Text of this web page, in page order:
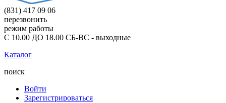
(831) 417 09 06
перезвонить
режим работы
С 10.00 ДО 18.00 СБ-ВС - выходные
Каталог
поиск
Войти
Зарегистрироваться